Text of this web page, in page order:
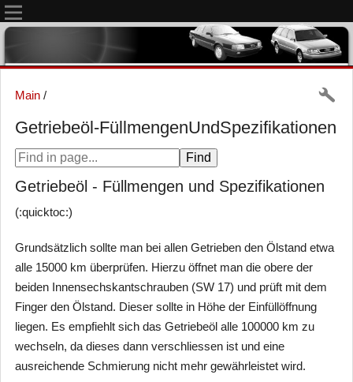
Main /
Getriebeöl-FüllmengenUndSpezifikationen
Getriebeöl - Füllmengen und Spezifikationen
(:quicktoc:)
Grundsätzlich sollte man bei allen Getrieben den Ölstand etwa
alle 15000 km überprüfen. Hierzu öffnet man die obere der
beiden Innensechskantschrauben (SW 17) und prüft mit dem
Finger den Ölstand. Dieser sollte in Höhe der Einfüllöffnung
liegen. Es empfiehlt sich das Getriebeöl alle 100000 km zu
wechseln, da dieses dann verschliessen ist und eine
ausreichende Schmierung nicht mehr gewährleistet wird.